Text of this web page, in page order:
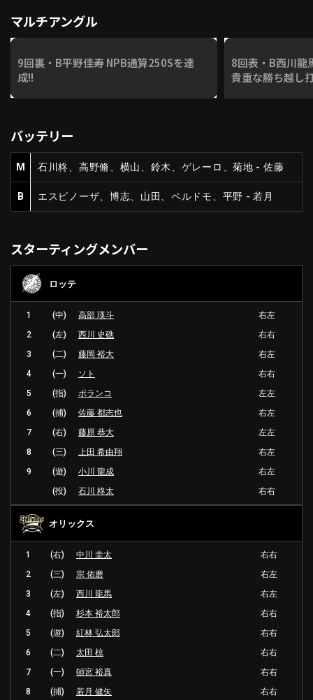
マルチアングル
9回裏・B平野佳寿 NPB通算250Sを達
成!!
8回表・B西川龍
貴重な勝ち越し
バッテリー
M 石川柊、高野脩、横山、鈴木、ゲレーロ、菊地 - 佐藤
B エスピノーザ、博志、山田、ペルドモ、平野 - 若月
スターティングメンバー
ロッテ
1 (中) 高部 瑛斗
右左
2
(左) 西川 史礁
右右
3
(二) 藤岡 裕大
右左
4
(一) ソト
右右
5
(指) ポランコ
左左
6
(捕) 佐藤 都志也
右左
7
(右) 藤原 恭大
左左
8
(三) 上田 希由翔
右左
9
(遊) 小川 龍成
右左
(投)
石川 柊太 右右
オリックス
1 (右) 中川 圭太
右右
2
(三) 宗 佑磨
右左
3
(左) 西川 龍馬
右左
4
(指) 杉本 裕太郎
右右
5
(遊) 紅林 弘太郎
右右
6
(二) 太田 椋
右右
7
(一) 頓宮 裕真
右右
8
(捕) 若月 健矢 右右